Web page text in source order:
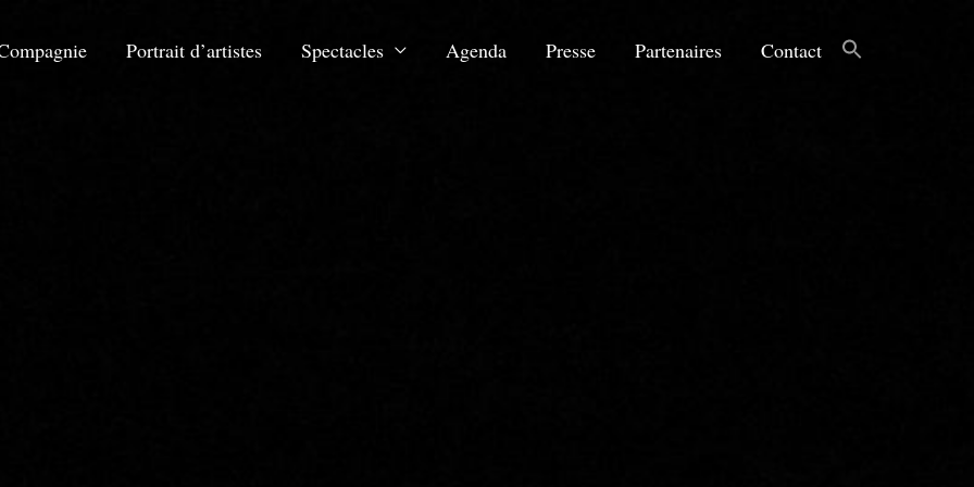
Portrait d’artistes Spectacles Agenda Presse Partenaires Contact